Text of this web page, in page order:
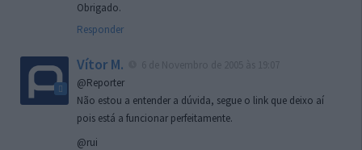
Obrigado.
Responder
Vítor M.
@Reporter
Não estou a entender a dúvida, segue o link que deixo aí
pois está a funcionar perfeitamente.
@rui